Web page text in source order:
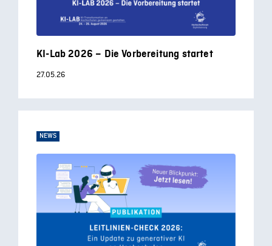
KI-Lab 2026 – Die Vorbereitung startet
27.05.26
NEWS